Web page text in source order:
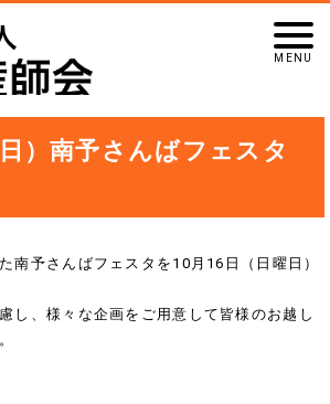
）南予さんばフェスタ
南予さんばフェスタを10月16日（日曜日）
し、様々な企画をご用意して皆様のお越し